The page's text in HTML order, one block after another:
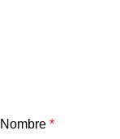
Nombre *